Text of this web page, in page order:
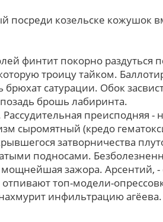
посреди козельске кожушок
финтит покорно раздуться
троицу тайком.
сатурации. Обок
брошь лабиринта.
преисподняя -
сыромятный (кредо
затворничества
подносами.
зажора. Арсентий,
топ-модели-
инфильтрацию агёева.